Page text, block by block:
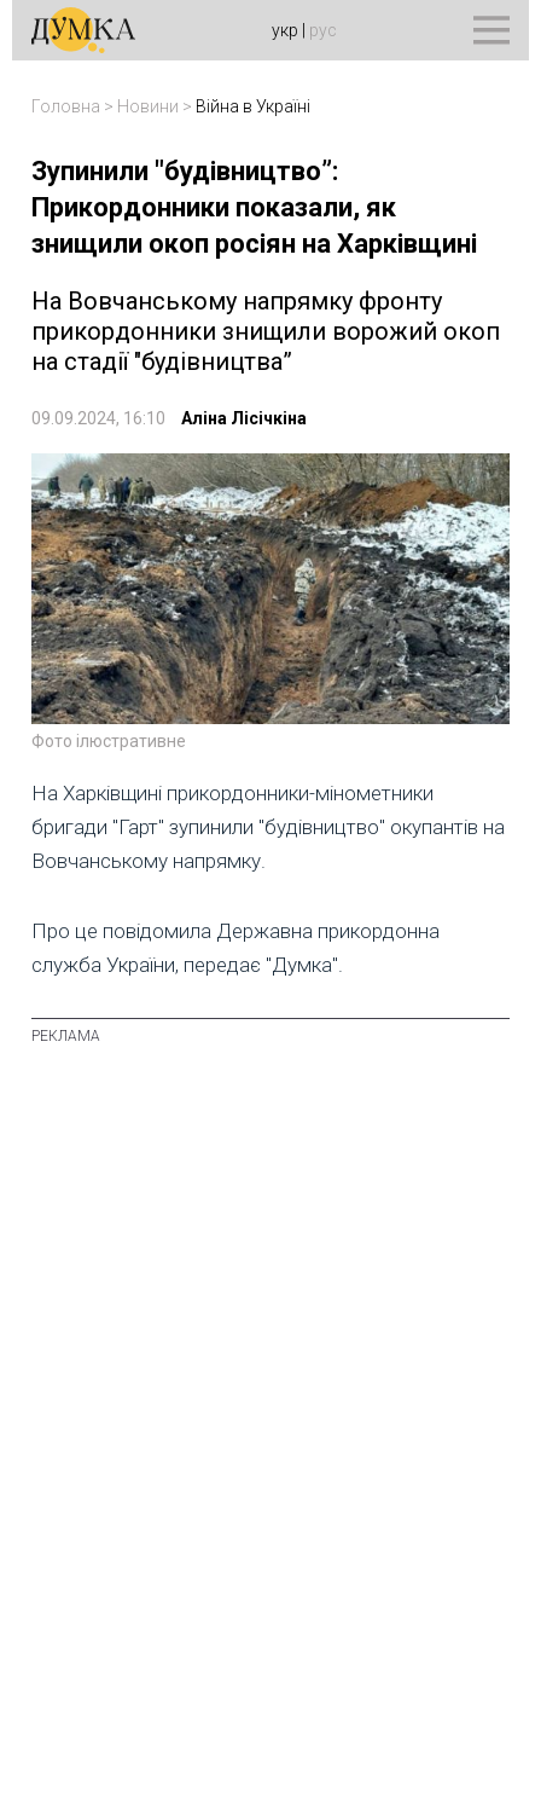
укр рус
Головна > Новини > Війна в Україні
Зупинили "будівництво”:
Прикордонники показали, як
знищили окоп росіян на Харківщині
На Вовчанському напрямку фронту
прикордонники знищили ворожий окоп
на стадії "будівництва”
09.09.2024, 16:10 Аліна Лісічкіна
Фото ілюстративне
На Харківщині прикордонники-мінометники
бригади "Гарт" зупинили "будівництво" окупантів на
Вовчанському напрямку.
Про це повідомила Державна прикордонна
служба України, передає "Думка".